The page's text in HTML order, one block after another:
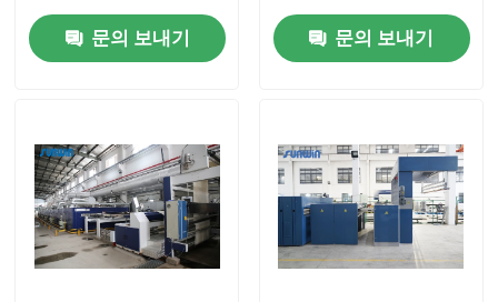
회사 소개
접촉
문의 보내기 문의 보내기